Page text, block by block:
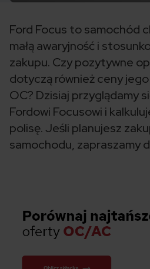
Ford Focus to samochód
małą awaryjność i
zakupu. Czy pozytywne
dotyczą również ceny
OC? Dzisiaj przyglądamy
Fordowi Focusowi i
polisę. Jeśli planujesz
samochodu, zapraszamy